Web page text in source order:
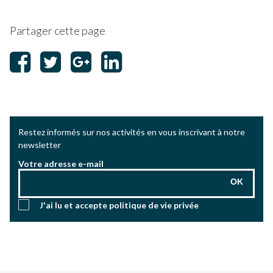
Partager cette page
Restez informés sur nos activités en vous inscrivant à notre
newsletter
Votre adresse e-mail
OK
J'ai lu et accepte politique de vie privée